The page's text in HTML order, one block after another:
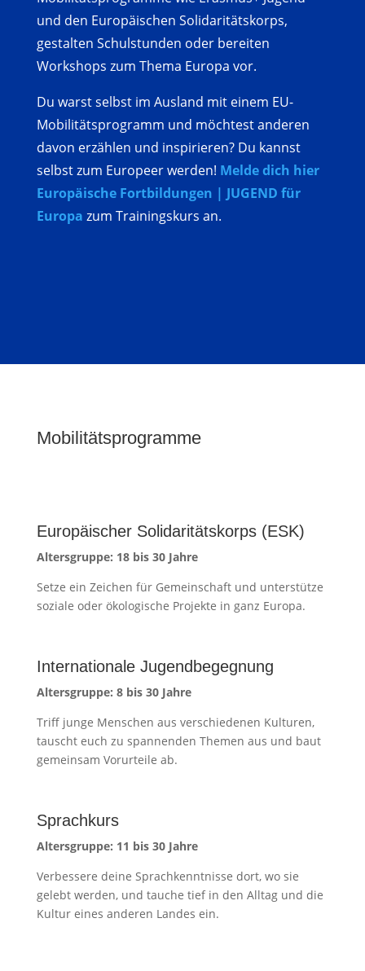
und den Europäischen Solidaritätskorps,
gestalten Schulstunden oder bereiten
Workshops zum Thema Europa vor.
Du warst selbst im Ausland mit einem EU-
Mobilitätsprogramm und möchtest anderen
davon erzählen und inspirieren? Du kannst
selbst zum Europeer werden! Melde dich hier
Europäische Fortbildungen | JUGEND für
Europa zum Trainingskurs an.
Mobilitätsprogramme
Europäischer Solidaritätskorps (ESK)
Altersgruppe: 18 bis 30 Jahre
Setze ein Zeichen für Gemeinschaft und unterstütze
soziale oder ökologische Projekte in ganz Europa.
Internationale Jugendbegegnung
Altersgruppe: 8 bis 30 Jahre
Triff junge Menschen aus verschiedenen Kulturen,
tauscht euch zu spannenden Themen aus und baut
gemeinsam Vorurteile ab.
Sprachkurs
Altersgruppe: 11 bis 30 Jahre
Verbessere deine Sprachkenntnisse dort, wo sie
gelebt werden, und tauche tief in den Alltag und die
Kultur eines anderen Landes ein.